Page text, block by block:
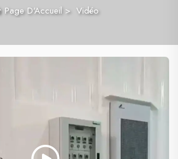
Page D'Accueil> Vidéo